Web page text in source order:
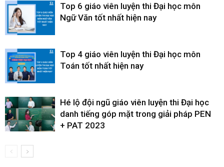
Top 6 giáo viên luyện thi Đại học môn
Ngữ Văn tốt nhất hiện nay
Top 4 giáo viên luyện thi Đại học môn
Toán tốt nhất hiện nay
Hé lộ đội ngũ giáo viên luyện thi Đại học
danh tiếng góp mặt trong giải pháp PEN
+ PAT 2023